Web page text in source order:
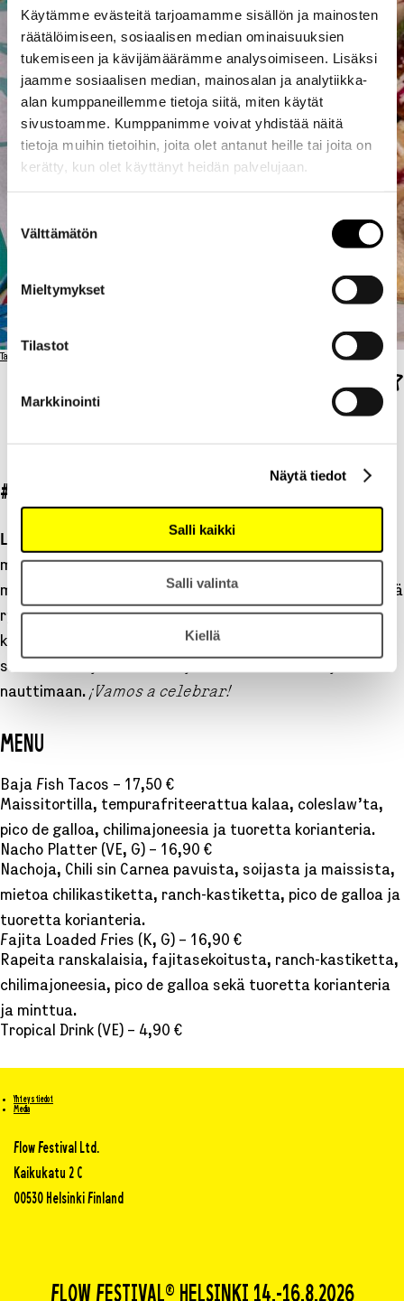
Käytämme evästeitä tarjoamamme sisällön ja mainosten
räätälöimiseen, sosiaalisen median ominaisuuksien
tukemiseen ja kävijämäärämme analysoimiseen. Lisäksi
jaamme sosiaalisen median, mainosalan ja analytiikka-
alan kumppaneillemme tietoja siitä, miten käytät
sivustoamme. Kumppanimme voivat yhdistää näitä
tietoja muihin tietoihin, joita olet antanut heille tai joita on
kerätty, kun olet käyttänyt heidän palvelujaan.
valinta
Välttämätön
Mieltymykset
Tilastot
Markkinointi
Näytä tiedot
Salli kaikki
Salli valinta
Kiellä
Takaisin ravintolalistaan
LOPEZ
LOPEZ TACOS
#VEGAN
Lopez Tacos
makumaailmasta, herkullisista tacoista, raikkaista
margaritoista ja rennosta latinoasenteesta, jossa riittää
rytmiä. Flow Festivaalille Lopez Tacos pystyttää
kokonaisen fiestan ja tarjolla on muun muassa suussa
sulavia kala- ja kasvistacoja. Tule maistamaan ja
nauttimaan. ¡Vamos a celebrar!
MENU
Baja Fish Tacos – 17,50 €
Maissitortilla, tempurafriteerattua kalaa, coleslaw’ta,
pico de galloa, chilimajoneesia ja tuoretta korianteria.
Nacho Platter (VE, G) – 16,90 €
Nachoja, Chili sin Carnea pavuista, soijasta ja maissista,
mietoa chilikastiketta, ranch-kastiketta, pico de galloa ja
tuoretta korianteria.
Fajita Loaded Fries (K, G) – 16,90 €
Rapeita ranskalaisia, fajitasekoitusta, ranch-kastiketta,
chilimajoneesia, pico de galloa sekä tuoretta korianteria
ja minttua.
Tropical Drink (VE) – 4,90 €
Yhteystiedot
Media
Flow Festival Ltd.
Kaikukatu 2 C
00530 Helsinki Finland
FLOW FESTIVAL® HELSINKI 14.-16.8.2026